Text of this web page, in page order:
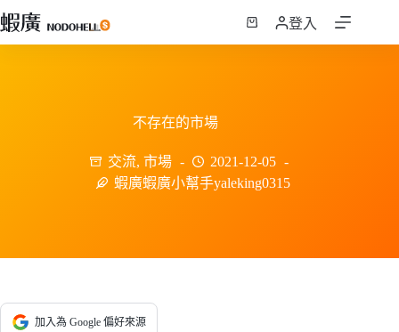
跳
至
登入
不存在的市場
交流,市場
2021-12-05
蝦廣蝦廣小幫手yaleking0315
加入為 Google 偏好來源